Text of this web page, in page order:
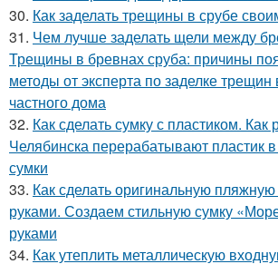
30. Как заделать трещины в срубе
31. Чем лучше заделать щели между
Трещины в бревнах сруба: причины
методы от эксперта по заделке
частного дома
32. Как сделать сумку с пластиком. Как
Челябинска перерабатывают пластик
сумки
33. Как сделать оригинальную
руками. Создаем стильную сумку
руками
34. Как утеплить металлическую